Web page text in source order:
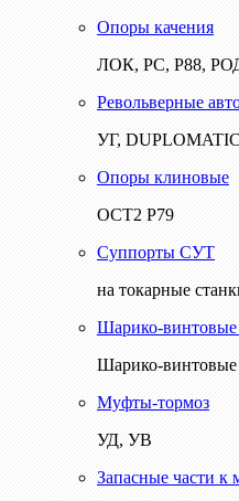
Опоры качения
ЛОК, РС, Р88,
Револьверные
УГ,
Опоры клиновые
ОСТ2 Р79
Суппорты СУТ
на токарные
Шарико-винтовые
Шарико-винтовые
Муфты-тормоз
УД, УВ
Запасные части к